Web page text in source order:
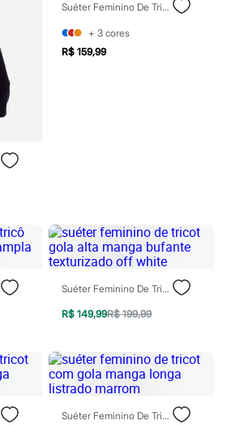
Suéter Feminino De Tricô Listrado Com Manga Ampla Verde
+ 3 cores
R$ 159,99
Suéter Feminino De Tricot Gola Alta Manga Bufante Texturizado Off White
R$ 149,99R$ 199,99
Suéter Feminino De Tricot Com Gola Manga Longa Listrado Marrom